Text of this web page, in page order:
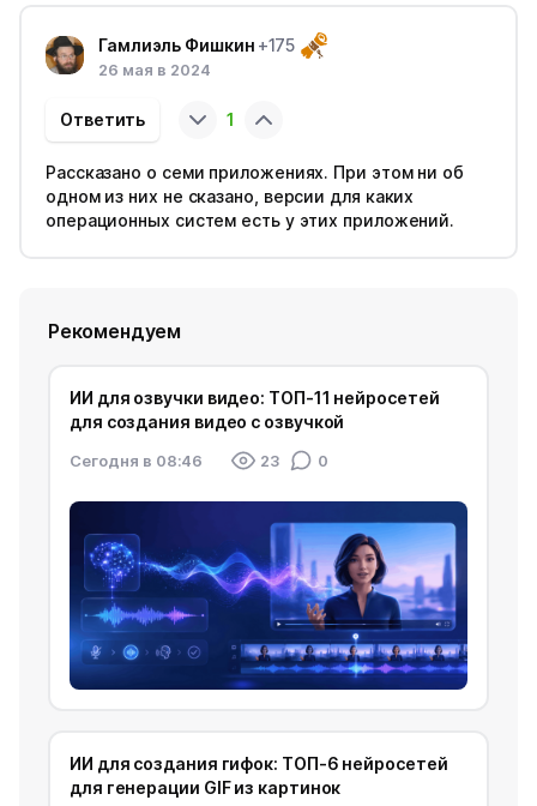
Гамлиэль Фишкин +175
26 мая в 2024
1
Ответить
Рассказано о семи приложениях. При этом ни об
одном из них не сказано, версии для каких
операционных систем есть у этих приложений.
Рекомендуем
ИИ для озвучки видео: ТОП-11 нейросетей
для создания видео с озвучкой
Cегодня в 08:46 23 0
ИИ для создания гифок: ТОП-6 нейросетей
для генерации GIF из картинок